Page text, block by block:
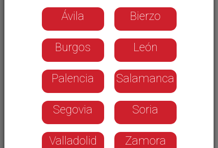
está pasando porque además de su
pluridiscapacidad hay que sumar que no
pueden acudir a sus terapias.
Ávila Bierzo
Burgos León
Palencia Salamanca
Segovia Soria
Valladolid Zamora